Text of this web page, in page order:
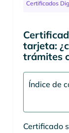
Certificados
tarjeta:
trámites
Índice de
Certificado